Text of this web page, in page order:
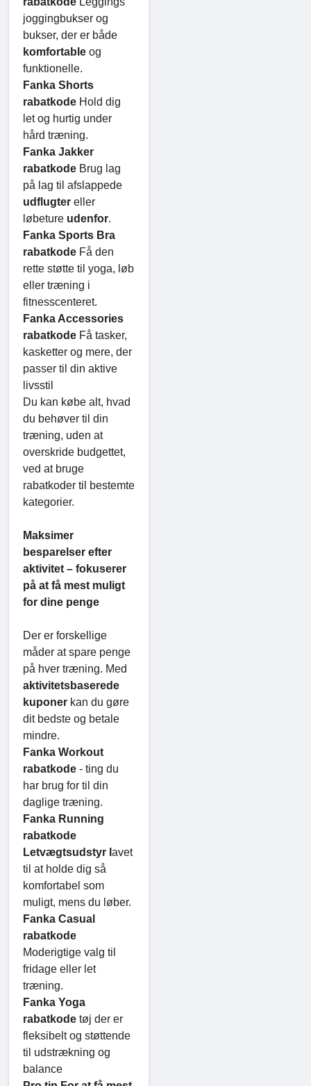
joggingbukser og
bukser, der er både
komfortable og
funktionelle.
Fanka Shorts
rabatkode Hold dig
let og hurtig under
hård træning.
Fanka Jakker
rabatkode Brug lag
på lag til afslappede
udflugter eller
løbeture udenfor.
Fanka Sports Bra
rabatkode Få den
rette støtte til yoga, løb
eller træning i
fitnesscenteret.
Fanka Accessories
rabatkode Få tasker,
kasketter og mere, der
passer til din aktive
livsstil
Du kan købe alt, hvad
du behøver til din
træning, uden at
overskride budgettet,
ved at bruge
rabatkoder til bestemte
kategorier.
Maksimer
besparelser efter
aktivitet – fokuserer
på at få mest muligt
for dine penge
Der er forskellige
måder at spare penge
på hver træning. Med
aktivitetsbaserede
kuponer kan du gøre
dit bedste og betale
mindre.
Fanka Workout
rabatkode - ting du
har brug for til din
daglige træning.
Fanka Running
rabatkode
Letvægtsudstyr l avet
til at holde dig så
komfortabel som
muligt, mens du løber.
Fanka Casual
rabatkode
Moderigtige valg til
fridage eller let
træning.
Fanka Yoga
rabatkode tøj der er
fleksibelt og støttende
til udstrækning og
balance